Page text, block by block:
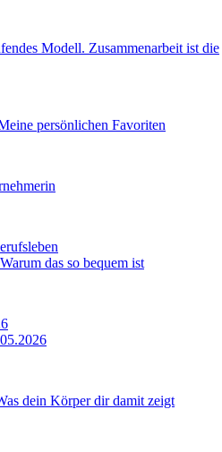
Modell. Zusammenarbeit ist die
persönlichen Favoriten
das so bequem ist
dein Körper dir damit zeigt